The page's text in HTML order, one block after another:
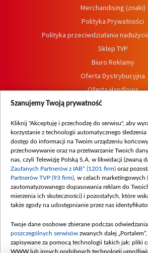
Merchandising (znaki)
Polityka Prywatności
Polityka przeciwdziałania
Sklep TVP
Biuro Reklamy
Oferta Dystrybucyjna
Oferta Handlowa
Dostępność
Procedura zgłoszeń
Szanujemy Twoją prywatność
Kliknij "Akceptuję i przechodzę do serwisu", aby
korzystanie z technologii automatycznego śledzenia
dostęp do informacji na Twoim urządzeniu
przechowywanie oraz na przetwarzanie Twoich
nas, czyli Telewizję Polską S.A. w likwidacji (zwaną
Zaufanych Partnerów z IAB* (1201 firm) oraz
Partnerów TVP (93 firm) , w celach marketingowych
zautomatyzowanego dopasowania reklam do
mierzenia ich skuteczności) i pozostałych, które
także zgody na udostępnianie przez nas
Twoje dane osobowe zbierane podczas
poszczególnych serwisów zwanych dalej
zapisywane za pomocą technologii takich jak: pliki
WWW lub innych podobnych technologii